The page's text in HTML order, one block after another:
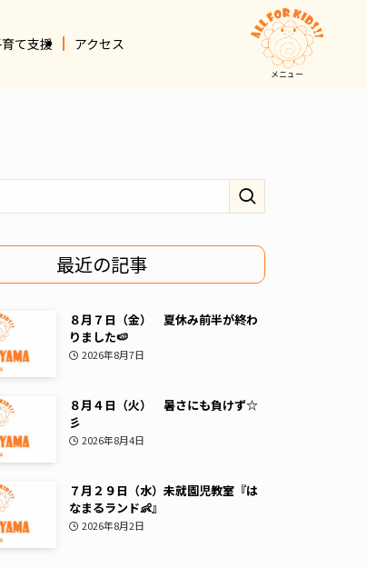
て支援 アクセス
メニュー
最近の記事
８月７日（金） 夏休み前半が終わ
りました🍉
2026年8月7日
８月４日（火） 暑さにも負けず☆
彡
2026年8月4日
７月２９日（水）未就園児教室『は
なまるランド👶』
2026年8月2日